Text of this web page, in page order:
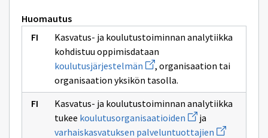
Huomautus
Kasvatus- ja koulutustoiminnan analytiikka
kohdistuu oppimisdataan
koulutusjärjestelmän Avaa
uuden
ikkunan
sivulle
koulutusjärjestelmän
, organisaation tai
organisaation yksikön tasolla.
Kasvatus- ja koulutustoiminnan analytiikka
tukee koulutusorganisaatioiden Avaa
uuden
ikkunan
ja
varhaiskasvatuksen palveluntuottajien Avaa